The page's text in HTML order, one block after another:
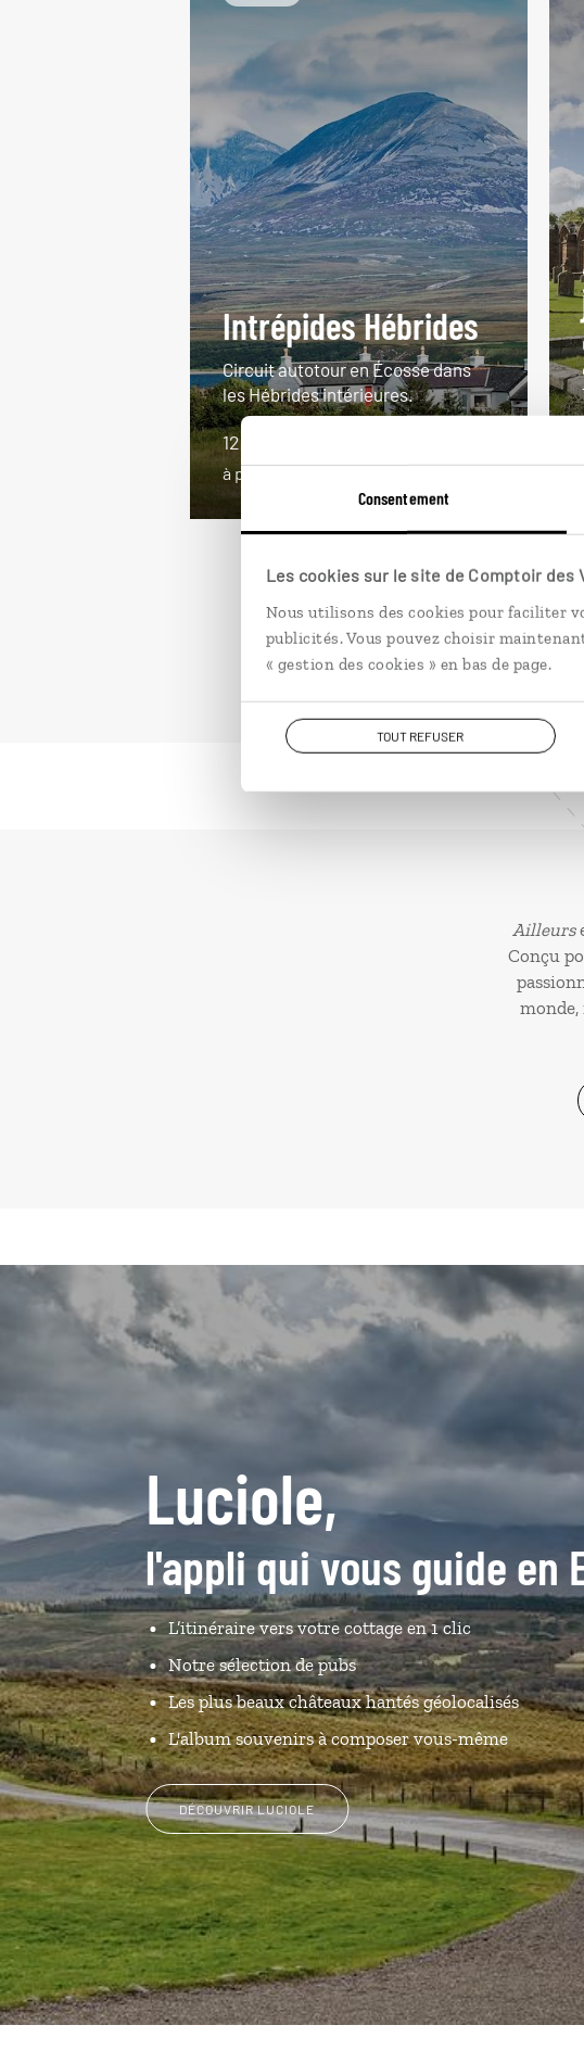
Consentement
Les cookies sur le site de Comptoir des
Nous utilisons des cookies pour faciliter
publicités. Vous pouvez choisir
« gestion des cookies » en bas de page.
TOUT REFUSER
Intrépides Hébrides
Circuit autotour en Écosse dans
les Hébrides intérieures.
12 jours / 11 nuits
à partir de 2600€
Ailleurs
Conçu
Luciole,
l'appli qui vous guide en
L’itinéraire vers votre cottage en 1 clic
Notre sélection de pubs
Les plus beaux châteaux hantés géolocalisés
L'album souvenirs à composer vous-même
DÉCOUVRIR LUCIOLE